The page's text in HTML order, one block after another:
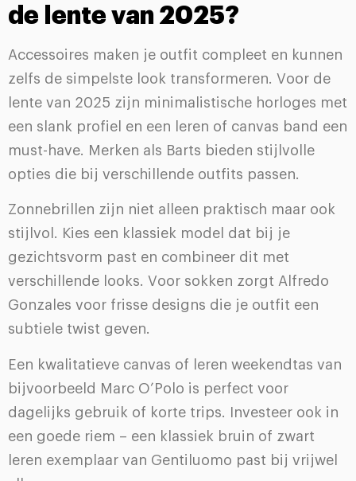
de lente van 2025?
Accessoires maken je outfit compleet en kunnen
zelfs de simpelste look transformeren. Voor de
lente van 2025 zijn minimalistische horloges met
een slank profiel en een leren of canvas band een
must-have. Merken als Barts bieden stijlvolle
opties die bij verschillende outfits passen.
Zonnebrillen zijn niet alleen praktisch maar ook
stijlvol. Kies een klassiek model dat bij je
gezichtsvorm past en combineer dit met
verschillende looks. Voor sokken zorgt Alfredo
Gonzales voor frisse designs die je outfit een
subtiele twist geven.
Een kwalitatieve canvas of leren weekendtas van
bijvoorbeeld Marc O’Polo is perfect voor
dagelijks gebruik of korte trips. Investeer ook in
een goede riem – een klassiek bruin of zwart
leren exemplaar van Gentiluomo past bij vrijwel